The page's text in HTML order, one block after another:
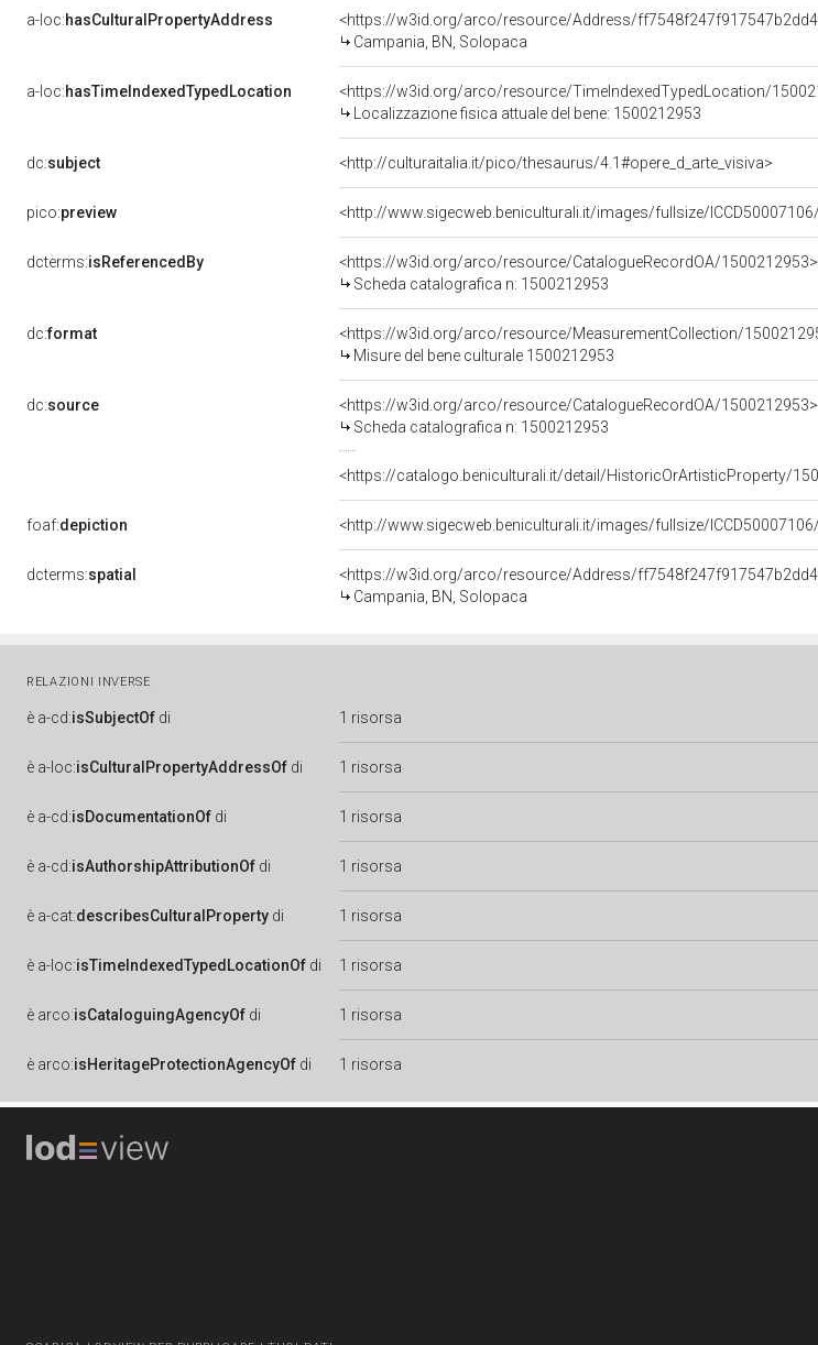
a-loc:hasCulturalPropertyAddress
<https://w3id.org/arco/resource/Address/
Campania, BN, Solopaca
a-loc:hasTimeIndexedTypedLocation
<https://w3id.org/arco/resource/TimeIndexedTypedLocation/
Localizzazione fisica attuale del bene: 1500212953
dc:subject <http://culturaitalia.it/pico/thesaurus/4.1#opere_d_arte_visiva>
pico:preview <http://www.sigecweb.beniculturali.it/images/fullsize/
dcterms:isReferencedBy
<https://w3id.org/arco/resource/CatalogueRecordOA/1500212953>
Scheda catalografica n: 1500212953
dc:format
<https://w3id.org/arco/resource/MeasurementCollection/
Misure del bene culturale 1500212953
dc:source
<https://w3id.org/arco/resource/CatalogueRecordOA/1500212953>
Scheda catalografica n: 1500212953
<https://catalogo.beniculturali.it/detail/HistoricOrArtisticProperty/
foaf:depiction <http://www.sigecweb.beniculturali.it/images/fullsize/
dcterms:spatial
<https://w3id.org/arco/resource/Address/
Campania, BN, Solopaca
RELAZIONI INVERSE
è a-cd:isSubjectOf di 1 risorsa
è a-loc:isCulturalPropertyAddressOf di 1 risorsa
è a-cd:isDocumentationOf di 1 risorsa
è a-cd:isAuthorshipAttributionOf di 1 risorsa
è a-cat:describesCulturalProperty di 1 risorsa
è a-loc:isTimeIndexedTypedLocationOf di 1 risorsa
è arco:isCataloguingAgencyOf di 1 risorsa
è arco:isHeritageProtectionAgencyOf di 1 risorsa